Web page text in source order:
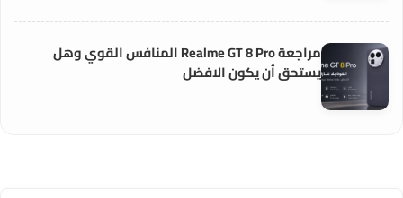
مراجعة Realme GT 8 Pro المنافس القوي وهل
يستحق أن يكون الافضل